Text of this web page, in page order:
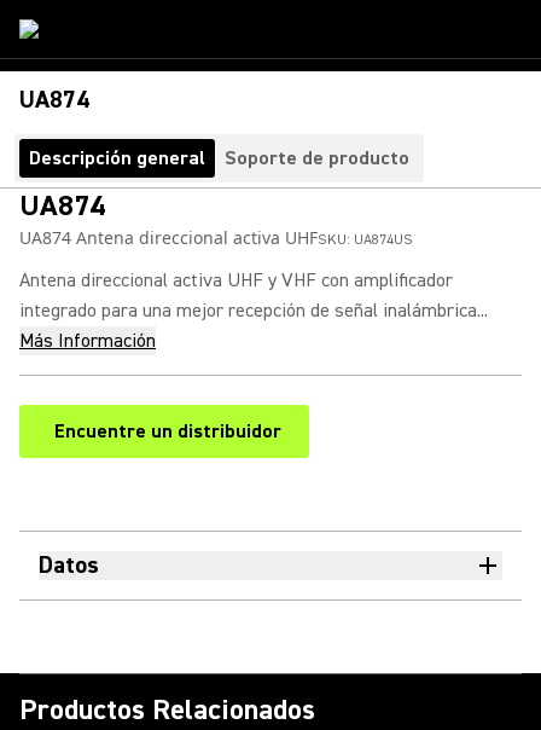
UA874
Descripción general Soporte de producto
UA874
UA874 Antena direccional activa UHFSKU: UA874US
Antena direccional activa UHF y VHF con amplificador
integrado para una mejor recepción de señal inalámbrica...
Más Información
Encuentre un distribuidor
(Opens in a new tab)
Datos
Productos Relacionados